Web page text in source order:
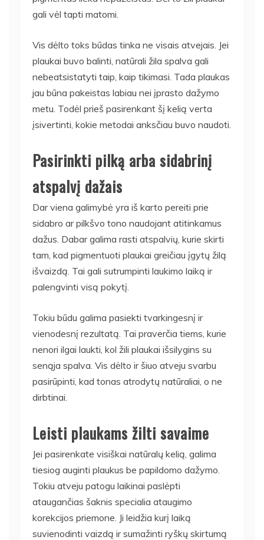
gali vėl tapti matomi.
Vis dėlto toks būdas tinka ne visais atvejais. Jei
plaukai buvo balinti, natūrali žila spalva gali
nebeatsistatyti taip, kaip tikimasi. Tada plaukas
jau būna pakeistas labiau nei įprasto dažymo
metu. Todėl prieš pasirenkant šį kelią verta
įsivertinti, kokie metodai anksčiau buvo naudoti.
Pasirinkti pilką arba sidabrinį
atspalvį dažais
Dar viena galimybė yra iš karto pereiti prie
sidabro ar pilkšvo tono naudojant atitinkamus
dažus. Dabar galima rasti atspalvių, kurie skirti
tam, kad pigmentuoti plaukai greičiau įgytų žilą
išvaizdą. Tai gali sutrumpinti laukimo laiką ir
palengvinti visą pokytį.
Tokiu būdu galima pasiekti tvarkingesnį ir
vienodesnį rezultatą. Tai praverčia tiems, kurie
nenori ilgai laukti, kol žili plaukai išsilygins su
senąja spalva. Vis dėlto ir šiuo atveju svarbu
pasirūpinti, kad tonas atrodytų natūraliai, o ne
dirbtinai.
Leisti plaukams žilti savaime
Jei pasirenkate visiškai natūralų kelią, galima
tiesiog auginti plaukus be papildomo dažymo.
Tokiu atveju patogu laikinai paslėpti
ataugančias šaknis specialia ataugimo
korekcijos priemone. Ji leidžia kurį laiką
suvienodinti vaizdą ir sumažinti ryškų skirtumą